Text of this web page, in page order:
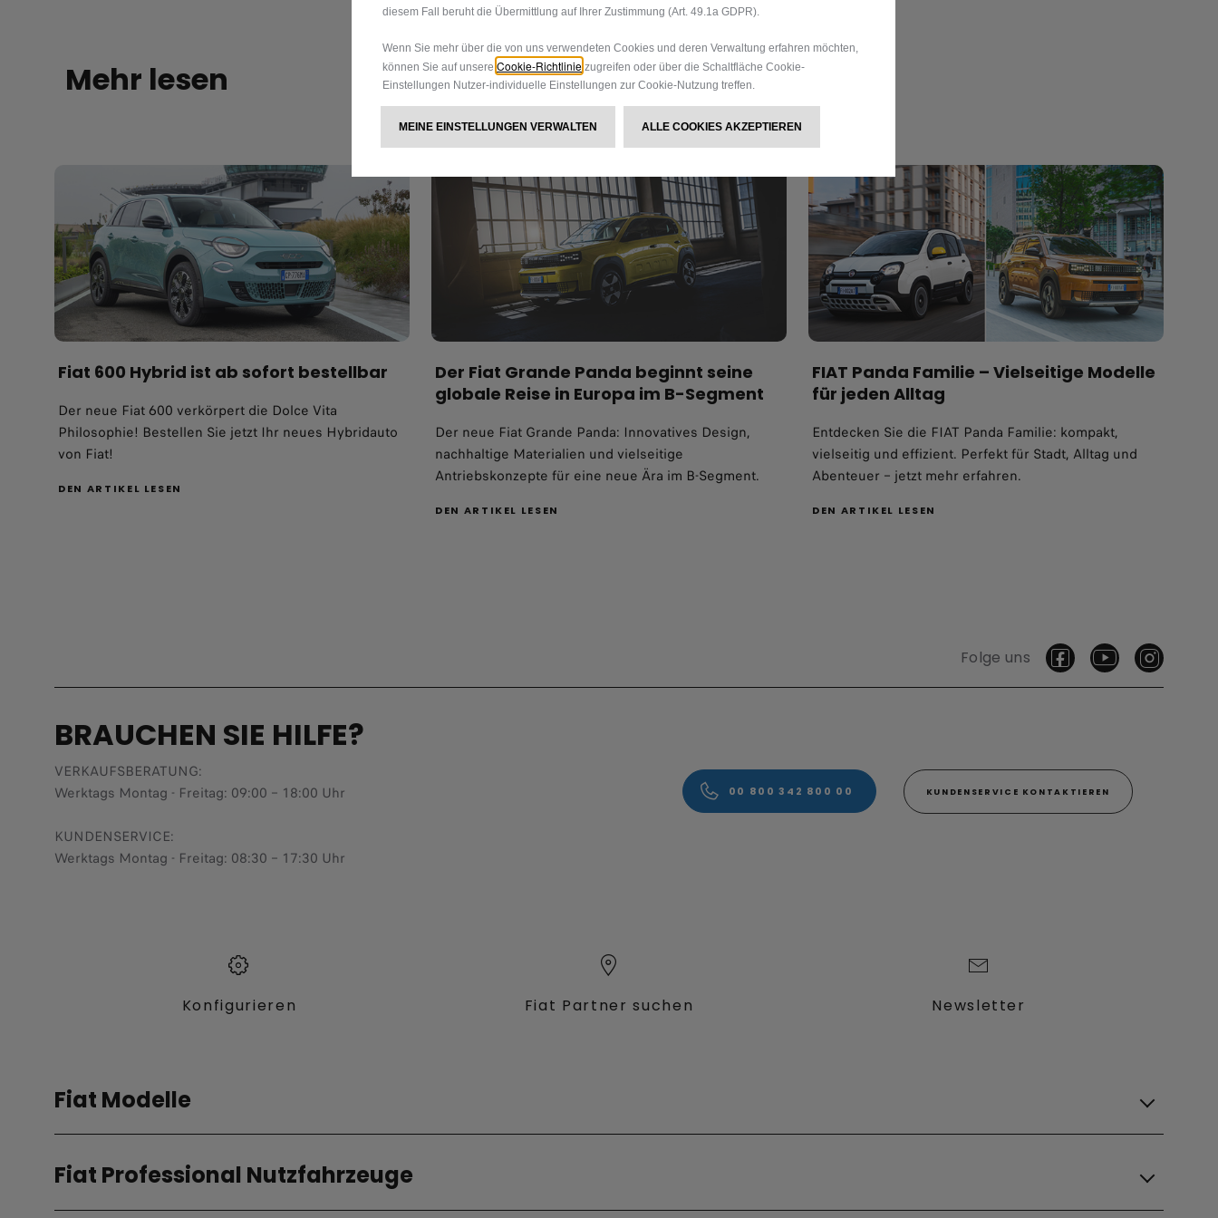
Mehr lesen
Fiat 600 Hybrid ist ab sofort bestellbar
Der neue Fiat 600 verkörpert die Dolce Vita
Philosophie! Bestellen Sie jetzt Ihr neues Hybridauto
von Fiat!​
DEN ARTIKEL LESEN
Der Fiat Grande Panda beginnt seine
globale Reise in Europa im B-Segment
Der neue Fiat Grande Panda: Innovatives Design,
nachhaltige Materialien und vielseitige
Antriebskonzepte für eine neue Ära im B-Segment.
DEN ARTIKEL LESEN
FIAT Panda Familie – Vielseitige Modelle
für jeden Alltag
Entdecken Sie die FIAT Panda Familie: kompakt,
vielseitig und effizient. Perfekt für Stadt, Alltag und
Abenteuer – jetzt mehr erfahren.
DEN ARTIKEL LESEN
Folge uns
BRAUCHEN SIE HILFE?
VERKAUFSBERATUNG​:
Werktags Montag - Freitag: 09:00 – 18:00 Uhr
KUNDENSERVICE:
Werktags Montag - Freitag: 08:30 – 17:30 Uhr
00 800 342 800 00 KUNDENSERVICE KONTAKTIEREN
Konfigurieren​ Fiat Partner suchen Newsletter
Fiat Modelle
Grizzly
Grizzly
Fiat Professional Nutzfahrzeuge
diesem Fall beruht die Übermittlung auf Ihrer Zustimmung (Art. 49.1a GDPR).
Wenn Sie mehr über die von uns verwendeten Cookies und deren Verwaltung erfahren möchten,
können Sie auf unsere Cookie-Richtlinie zugreifen oder über die Schaltfläche Cookie-
Einstellungen Nutzer-individuelle Einstellungen zur Cookie-Nutzung treffen.
MEINE EINSTELLUNGEN VERWALTEN ALLE COOKIES AKZEPTIEREN